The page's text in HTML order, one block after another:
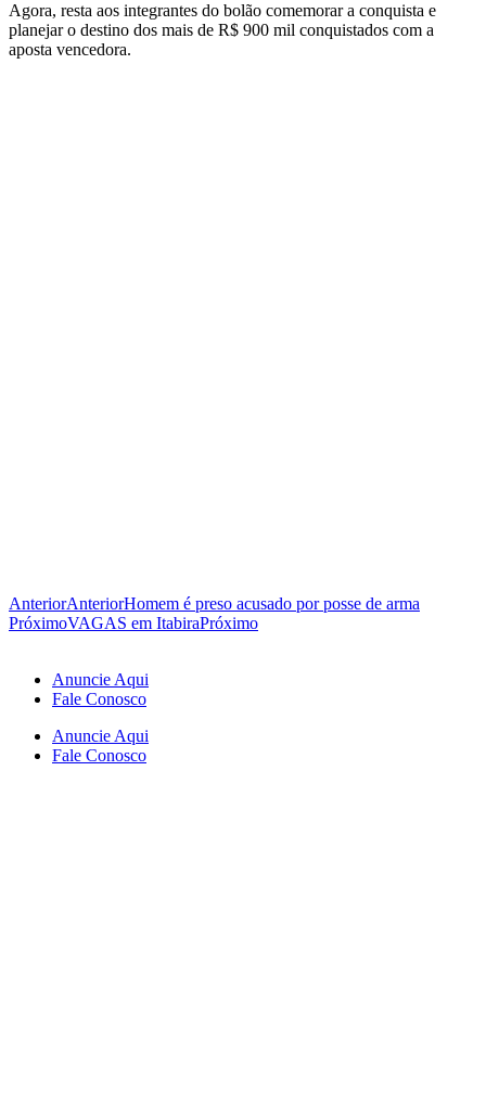
Agora, resta aos integrantes do bolão comemorar a conquista e
planejar o destino dos mais de R$ 900 mil conquistados com a
aposta vencedora.
AnteriorAnteriorHomem é preso acusado por posse de arma
PróximoVAGAS em ItabiraPróximo
Anuncie Aqui
Fale Conosco
Anuncie Aqui
Fale Conosco